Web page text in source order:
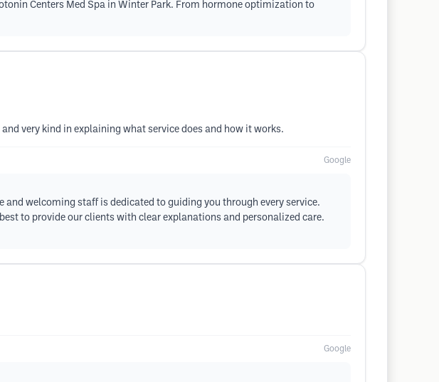
Centers Med Spa in Winter Park. From hormone optimization to
very kind in explaining what service does and how it works.
Google
and welcoming staff is dedicated to guiding you through every service.
to provide our clients with clear explanations and personalized care.
Google